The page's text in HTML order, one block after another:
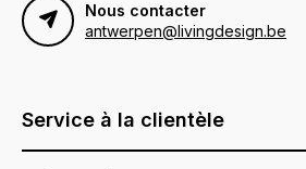
Nous contacter
antwerpen@livingdesign.be
Service à la clientèle